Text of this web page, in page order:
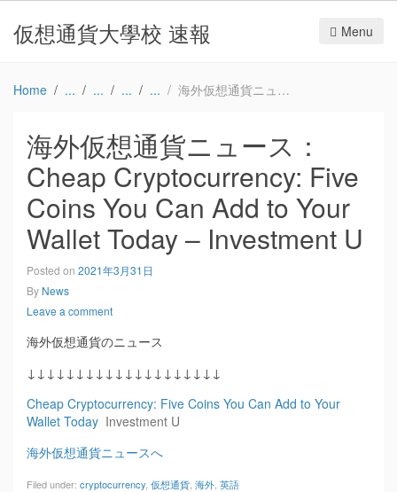
仮想通貨大學校 速報 Menu
Home 海外仮想通貨ニュース：Cheap Cryptocurrency: Five Coins You Can Add to Your Wallet Today – Investment U
海外仮想通貨ニュース：
Cheap Cryptocurrency: Five
Coins You Can Add to Your
Wallet Today – Investment U
Posted on 2021年3月31日
By News
Leave a comment
海外仮想通貨のニュース
↓↓↓↓↓↓↓↓↓↓↓↓↓↓↓↓↓↓↓↓
Cheap Cryptocurrency: Five Coins You Can Add to Your
Wallet Today Investment U
海外仮想通貨ニュースへ
Filed under: cryptocurrency 仮想通貨 海外 英語